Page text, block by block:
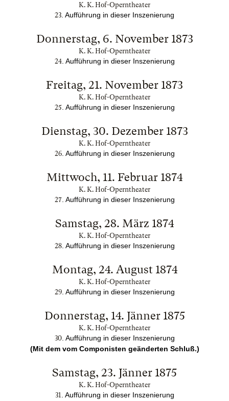
K. K. Hof-Operntheater
23 . Aufführung in dieser Inszenierung
Donnerstag, 6. November 1873
K. K. Hof-Operntheater
24. Aufführung in dieser Inszenierung
Freitag, 21. November 1873
K. K. Hof-Operntheater
25. Aufführung in dieser Inszenierung
Dienstag, 30. Dezember 1873
K. K. Hof-Operntheater
26. Aufführung in dieser Inszenierung
Mittwoch, 11. Februar 1874
K. K. Hof-Operntheater
27. Aufführung in dieser Inszenierung
Samstag, 28. März 1874
K. K. Hof-Operntheater
28. Aufführung in dieser Inszenierung
Montag, 24. August 1874
K. K. Hof-Operntheater
29. Aufführung in dieser Inszenierung
Donnerstag, 14. Jänner 1875
K. K. Hof-Operntheater
30. Aufführung in dieser Inszenierung
(Mit dem vom Componisten geänderten Schluß.)
Samstag, 23. Jänner 1875
K. K. Hof-Operntheater
31 . Aufführung in dieser Inszenierung